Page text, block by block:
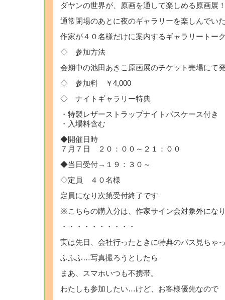
ダヤンの世界が、原画を通して楽しめる原画展
通常閉場のあとに夜のギャラリーを楽しんでい
作家が４０名様だけに案内するギャラリートー
◇ 参加方法
会期中の池田あきこ原画展のチケット売場にて
◇ 参加料 ￥4,000
◇ ナイトギャラリー特典
・特製レザーストラップナイトパスケース付き
・入場料含む
◆開催日時
７月７日 ２０：００～２１：００
◆当日受付→１９：３０～
◇定員 ４０名様
定員になり次第受付終了です
※こちらの購入分は、作家サイン会対象外にな
・・・・・・・・・・
実は先日、会社行ったときに特典のパス見ちゃ
ふふふ…写真撮ろうとしたら
まあ、スマホいつも不携帯。
わたしも参加したい…けど、お客様優先なので